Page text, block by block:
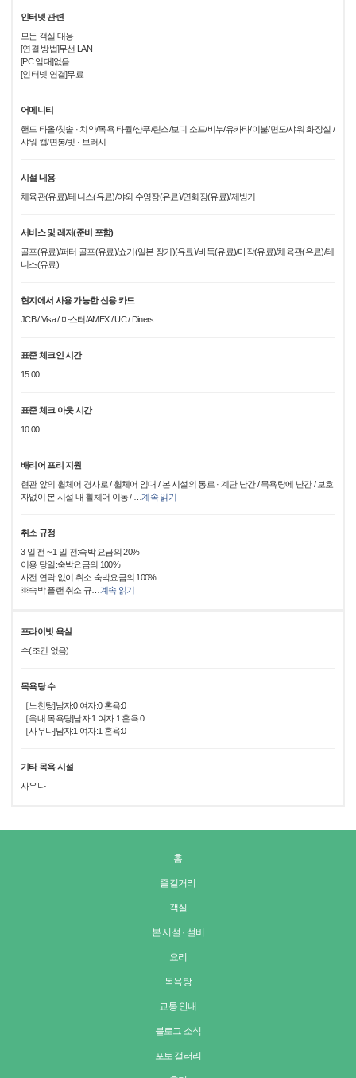
인터넷 관련
모든 객실 대응
[연결 방법]무선 LAN
[PC 임대]없음
[인터넷 연결]무료
어메니티
핸드 타올/칫솔 · 치약/목욕 타월/샴푸/린스/보디 소프/비누/유카타/이불/면도/샤워 화장실 /
샤워 캡/면봉/빗 · 브러시
시설 내용
체육관(유료)/테니스(유료)/야외 수영장(유료)/연회장(유료)/제빙기
서비스 및 레저(준비 포함)
골프(유료)/퍼터 골프(유료)/쇼기(일본 장기)(유료)/바둑(유료)/마작(유료)/체육관(유료)/테
니스(유료)
현지에서 사용 가능한 신용 카드
JCB / Visa / 마스터/AMEX / UC / Diners
표준 체크인 시간
15:00
표준 체크 아웃 시간
10:00
배리어 프리 지원
현관 앞의 휠체어 경사로 / 휠체어 임대 / 본 시설의 통로 · 계단 난간 / 목욕탕에 난간 / 보호
자없이 본 시설 내 휠체어 이동 /
계속 읽기
취소 규정
3 일 전 ~ 1 일 전:숙박 요금의 20%
이용 당일:숙박요금의 100%
사전 연락 없이 취소:숙박요금의 100%
※숙박 플랜 취소 규
계속 읽기
프라이빗 욕실
수(조건 없음)
목욕탕 수
［노천탕]남자:0 여자:0 혼욕:0
［옥내 목욕탕]남자:1 여자:1 혼욕:0
［사우나]남자:1 여자:1 혼욕:0
기타 목욕 시설
사우나
홈
즐길거리
객실
본 시설 · 설비
요리
목욕탕
교통 안내
블로그 소식
포토 갤러리